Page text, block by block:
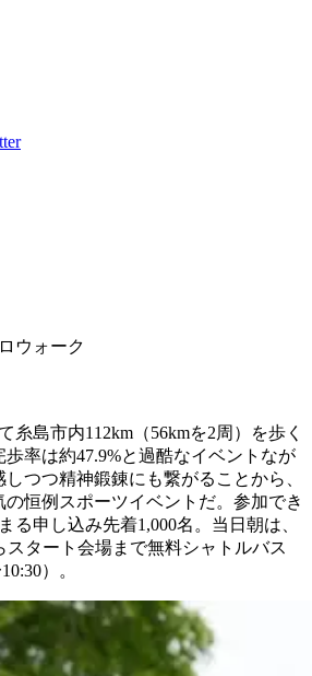
ウォーク
糸島市内112km（56kmを2周）を歩く
率は約47.9%と過酷なイベントなが
つつ精神鍛錬にも繋がることから、
恒例スポーツイベントだ。参加でき
る申し込み先着1,000名。当日朝は、
スタート会場まで無料シャトルバス
）。